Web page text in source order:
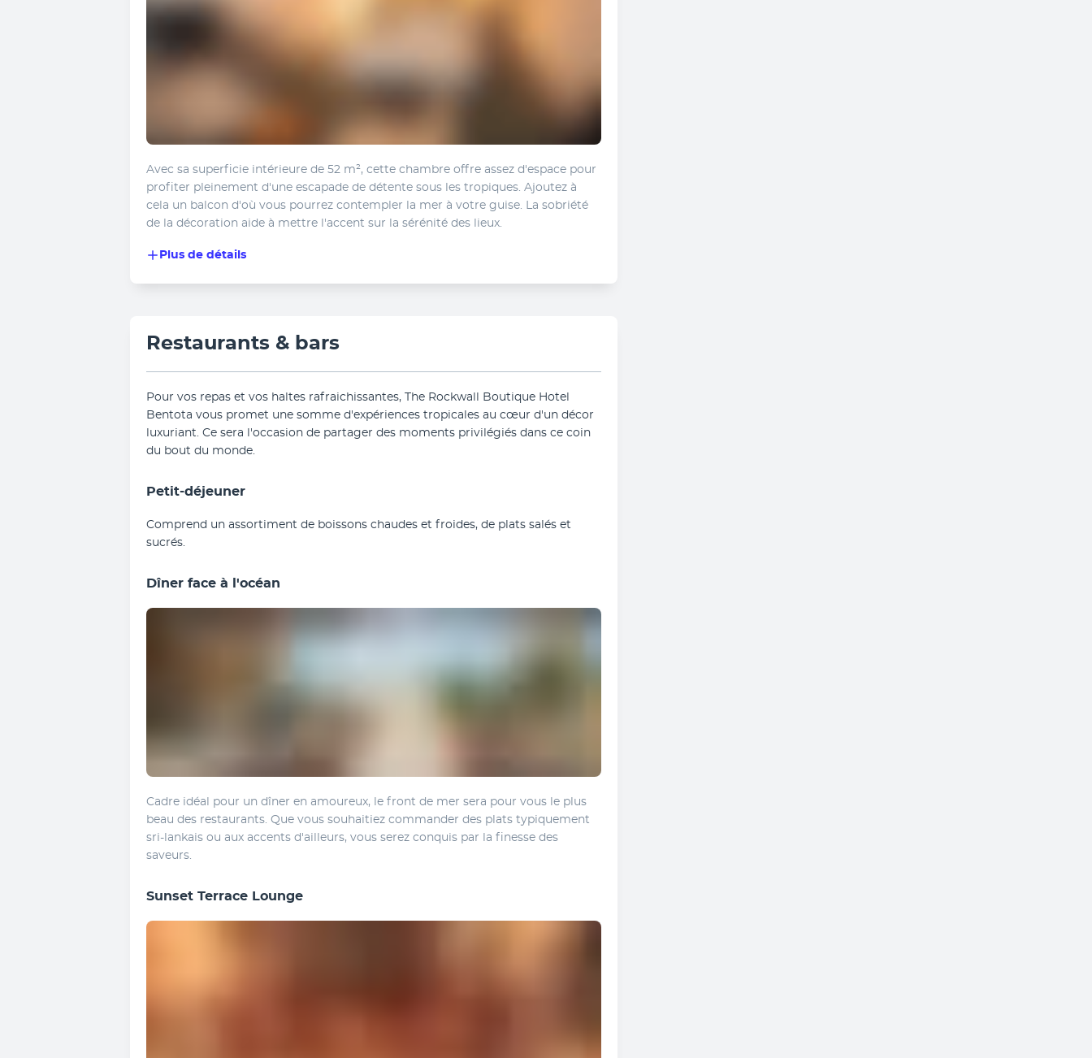
Avec sa superficie intérieure de 52 m², cette chambre offre assez d'espace pour
profiter pleinement d'une escapade de détente sous les tropiques. Ajoutez à
cela un balcon d'où vous pourrez contempler la mer à votre guise. La sobriété
de la décoration aide à mettre l'accent sur la sérénité des lieux.
Plus de détails
Restaurants & bars
Pour vos repas et vos haltes rafraichissantes, The Rockwall Boutique Hotel
Bentota vous promet une somme d'expériences tropicales au cœur d'un décor
luxuriant. Ce sera l'occasion de partager des moments privilégiés dans ce coin
du bout du monde.
Petit-déjeuner
Comprend un assortiment de boissons chaudes et froides, de plats salés et
sucrés.
Dîner face à l'océan
Cadre idéal pour un dîner en amoureux, le front de mer sera pour vous le plus
beau des restaurants. Que vous souhaitiez commander des plats typiquement
sri-lankais ou aux accents d'ailleurs, vous serez conquis par la finesse des
saveurs.
Sunset Terrace Lounge